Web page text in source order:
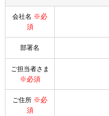
会社名 ※必
須
部署名
ご担当者さま
※必須
ご住所 ※必
須